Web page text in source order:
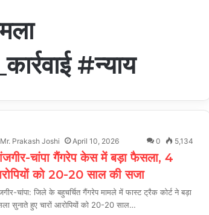
#न्याय
Mr. Prakash Joshi April 10, 2026 0 5,134
चांपा गैंगरेप केस में बड़ा फैसला, 4
को 20-20 साल की सजा
चांपा: जिले के बहुचर्चित गैंगरेप मामले में फास्ट ट्रैक कोर्ट ने बड़ा
सुनाते हुए चारों आरोपियों को 20-20 साल…